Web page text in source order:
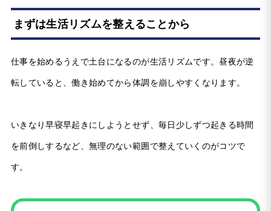
まずは生活リズムを整えることから
仕事を始めるうえで土台になるのが生活リズムです。昼夜が逆
転していると、働き始めてから体調を崩しやすくなります。
いきなり早寝早起きにしようとせず、毎日少しずつ起きる時間
を前倒しするなど、無理のない範囲で整えていくのがコツで
す。